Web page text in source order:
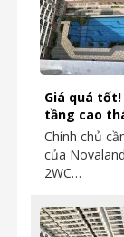
Giá quá
tầng cao
Chính chủ
của
2WC…